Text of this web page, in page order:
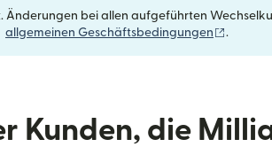
Änderungen bei allen aufgeführten
allgemeinen Geschäftsbedingungen
.
Kunden, die